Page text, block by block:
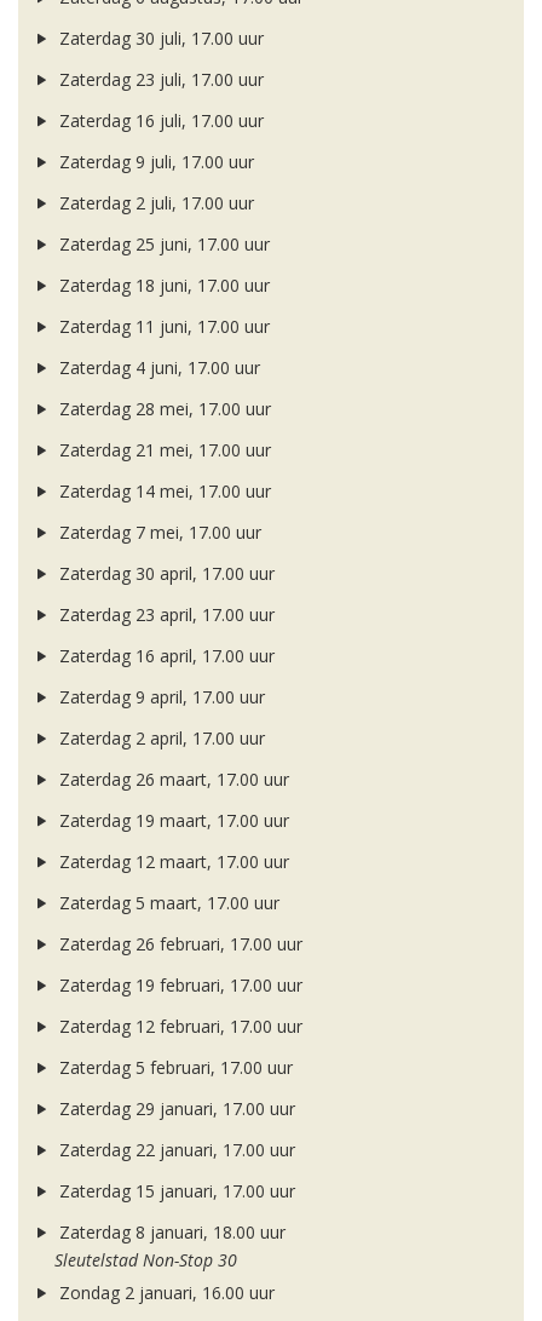
Zaterdag 30 juli, 17.00 uur
Zaterdag 23 juli, 17.00 uur
Zaterdag 16 juli, 17.00 uur
Zaterdag 9 juli, 17.00 uur
Zaterdag 2 juli, 17.00 uur
Zaterdag 25 juni, 17.00 uur
Zaterdag 18 juni, 17.00 uur
Zaterdag 11 juni, 17.00 uur
Zaterdag 4 juni, 17.00 uur
Zaterdag 28 mei, 17.00 uur
Zaterdag 21 mei, 17.00 uur
Zaterdag 14 mei, 17.00 uur
Zaterdag 7 mei, 17.00 uur
Zaterdag 30 april, 17.00 uur
Zaterdag 23 april, 17.00 uur
Zaterdag 16 april, 17.00 uur
Zaterdag 9 april, 17.00 uur
Zaterdag 2 april, 17.00 uur
Zaterdag 26 maart, 17.00 uur
Zaterdag 19 maart, 17.00 uur
Zaterdag 12 maart, 17.00 uur
Zaterdag 5 maart, 17.00 uur
Zaterdag 26 februari, 17.00 uur
Zaterdag 19 februari, 17.00 uur
Zaterdag 12 februari, 17.00 uur
Zaterdag 5 februari, 17.00 uur
Zaterdag 29 januari, 17.00 uur
Zaterdag 22 januari, 17.00 uur
Zaterdag 15 januari, 17.00 uur
Zaterdag 8 januari, 18.00 uur
Sleutelstad Non-Stop 30
Zondag 2 januari, 16.00 uur